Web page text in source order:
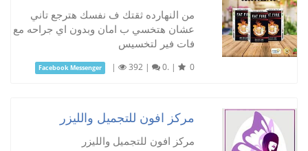
من النهارده ثقتك ف نفسك هترجع تاني
عشان هتخسي ب امان وبدون اي جراحه مع
فات فير لتخسيس
Facebook Messenger | 392 | 0. | 0
مركز افون للتجميل والليزر
مركز افون للتجميل والليزر